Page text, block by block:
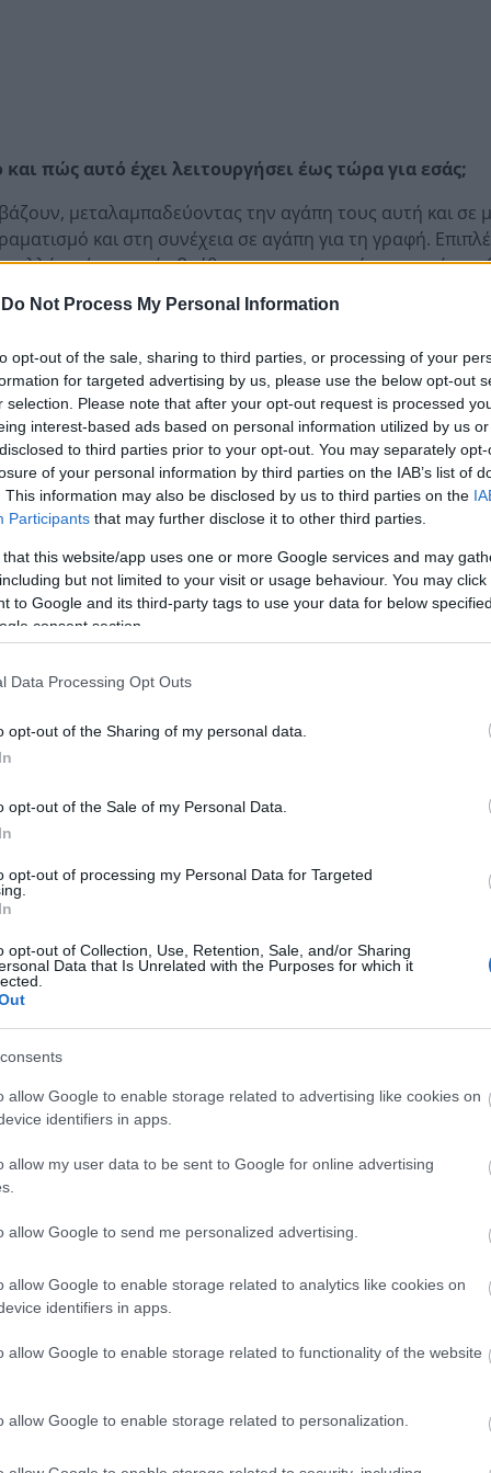
Do Not Process My Personal Information
opt-out of the sale, sharing to third parties, or processing of your
for targeted advertising by us, please use the below opt-out
selection. Please note that after your opt-out request is processed
interest-based ads based on personal information utilized by us
to third parties prior to your opt-out. You may separately
of your personal information by third parties on the IAB’s list of
This information may also be disclosed by us to third parties on the
Participants that may further disclose it to other third parties.
that this website/app uses one or more Google services and may
but not limited to your visit or usage behaviour. You may
to Google and its third-party tags to use your data for below
consent section.
Data Processing Opt Outs
opt-out of the Sharing of my personal data.
opt-out of the Sale of my Personal Data.
opt-out of processing my Personal Data for Targeted
opt-out of Collection, Use, Retention, Sale, and/or Sharing
Data that Is Unrelated with the Purposes for which it
allow Google to enable storage related to advertising like cookies on
identifiers in apps.
allow my user data to be sent to Google for online advertising
allow Google to send me personalized advertising.
allow Google to enable storage related to analytics like cookies on
identifiers in apps.
allow Google to enable storage related to functionality of the website
allow Google to enable storage related to personalization.
πώς αυτό έχει λειτουργήσει έως τώρα για εσάς;
μεταλαμπαδεύοντας την αγάπη τους αυτή και σε
και στη συνέχεια σε αγάπη για τη γραφή.
από τα οποία βρέθηκαν στην κατοχή μου μετά τον
όσο μεγάλωνα, αυτό που με οδηγούσε στο να
που ανοιγόταν μπροστά μου. Ολος αυτός ο κόσμος,
γύρω μου και αφετέρου μου προσέφερε μια πιο
υπόλοιπους ανθρώπους.
9 διηγήματα. Τι σας ελκύει στη μικρή φόρμα;
μια ολόκληρη ατμόσφαιρα μέσα σε λίγες σελίδες. Η
να μην πλατειάζει, να ξεχωρίζει το σημαντικό από το
μηνύματα που θέλει να μεταδώσει, καθώς και τις
σημαίνει ότι η μεγάλη φόρμα είναι υποδεέστερη από τη
τον τρόπο που του ταιριάζει και θεωρεί καλύτερο για
σας, που αποτυπώνουν με ωμότητα μια απίστευτα
εξωτερικοί παράγοντες είτε η ίδια η οικογένεια
να συλλογιστώ την περίοδο που ζούμε, όλα εκείνα που
τα προσπερνάμε. Στόχος μου δεν ήταν, ωστόσο, να
ή βιώνουμε όλοι μας στην καθημερινότητά μας, αλλά
του κόσμου μας και δίνοντας ταυτόχρονα χώρο στις
και τα αδιέξοδα με τα οποία έρχονται συνεχώς
και ακραία μπροστά στα αδιέξοδα, τα οποία ενίοτε
Πώς θα περιγράφατε τις συναντήσεις σας
τους προσεγγίσω με σεβασμό και κατανόηση, χωρίς να
ή να επιχειρώ να τους μεταμορφώσω σε κάτι άλλο που
ακραία μπροστά στα αδιέξοδα, όπως αναφέρετε; Επειδή
ο Ναμπόκοφ για τους ήρωες του Τσέχοφ, ή γιατί
μιας κανονικής ζωής; Δεν ζητούν ευτυχισμένη ζωή ή
ότι έχουν κάποια αξία σαν άνθρωποι, ότι γίνονται